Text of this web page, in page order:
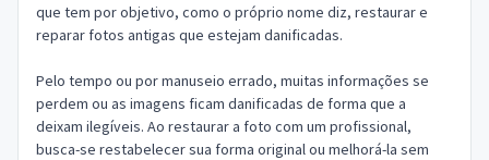
que tem por objetivo, como o próprio nome diz, restaurar e
reparar fotos antigas que estejam danificadas.
Pelo tempo ou por manuseio errado, muitas informações se
perdem ou as imagens ficam danificadas de forma que a
deixam ilegíveis. Ao restaurar a foto com um profissional,
busca-se restabelecer sua forma original ou melhorá-la sem